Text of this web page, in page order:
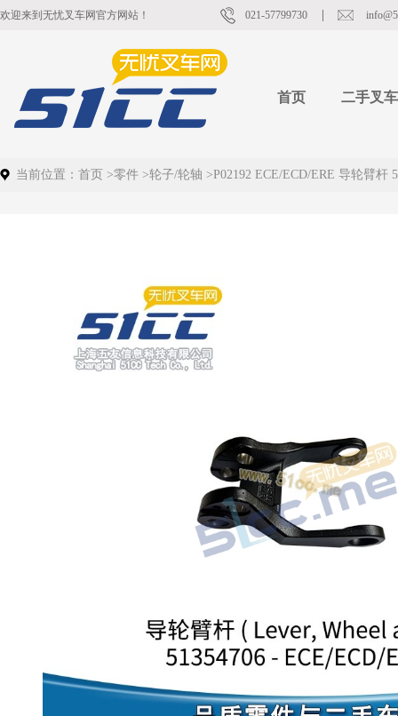
欢迎来到无忧叉车网官方网站！ 021-57799730
首页 二手叉车
当前位置： 首页 >零件 >轮子/轮轴 >P02192 ECE/ECD/ERE 导轮臂杆